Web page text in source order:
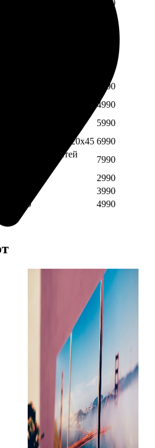
2390
2990
3990
пяти частей 20х45
4990
шести частей
5990
из семи частей 20х45 6990
из восьми частей
7990
30х30
2990
30х60
3990
30х90
4990